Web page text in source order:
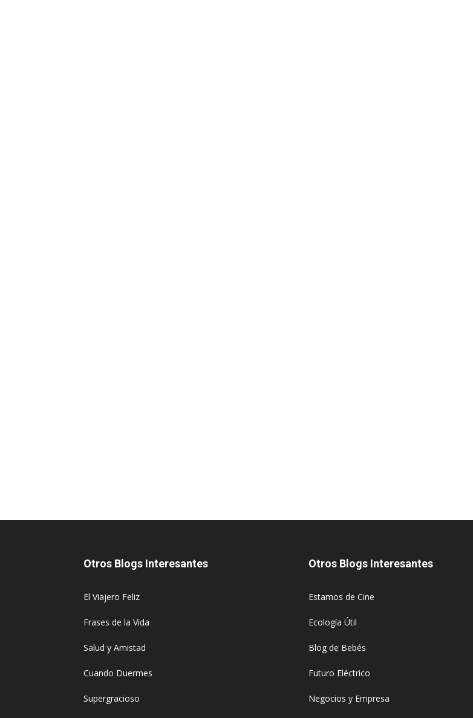
Otros Blogs Interesantes
El Viajero Feliz
Frases de la Vida
Salud y Amistad
Cuando Duermes
Supergracioso
Otros Blogs Interesantes
Estamos de Cine
Ecología Útil
Blog de Bebés
Futuro Eléctrico
Negocios y Empresa